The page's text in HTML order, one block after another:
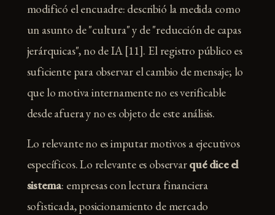
modificó el encuadre: describió la medida como
un asunto de "cultura" y de "reducción de capas
jerárquicas", no de IA [11]. El registro público es
suficiente para observar el cambio de mensaje; lo
que lo motiva internamente no es verificable
desde afuera y no es objeto de este análisis.
Lo relevante no es imputar motivos a ejecutivos
específicos. Lo relevante es observarqué dice el
sistema: empresas con lectura financiera
sofisticada, posicionamiento de mercado